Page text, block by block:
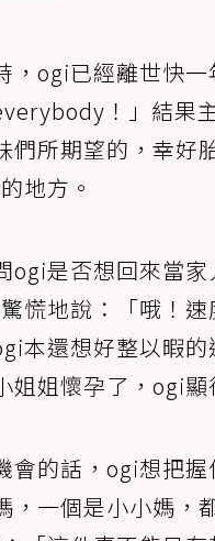
，ogi已經離世快
！」結
們所期望的，幸好
地方。
ogi是否想回來當
慌地說：「哦！
本還想好整以暇
姐姐懷孕了，ogi顯
會的話，ogi想把
，一個是小小媽，